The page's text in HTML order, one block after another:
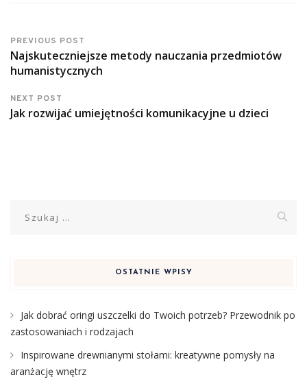
PREVIOUS POST
Najskuteczniejsze metody nauczania przedmiotów
humanistycznych
NEXT POST
Jak rozwijać umiejętności komunikacyjne u dzieci
OSTATNIE WPISY
Jak dobrać oringi uszczelki do Twoich potrzeb? Przewodnik po
zastosowaniach i rodzajach
Inspirowane drewnianymi stołami: kreatywne pomysły na
aranżację wnętrz